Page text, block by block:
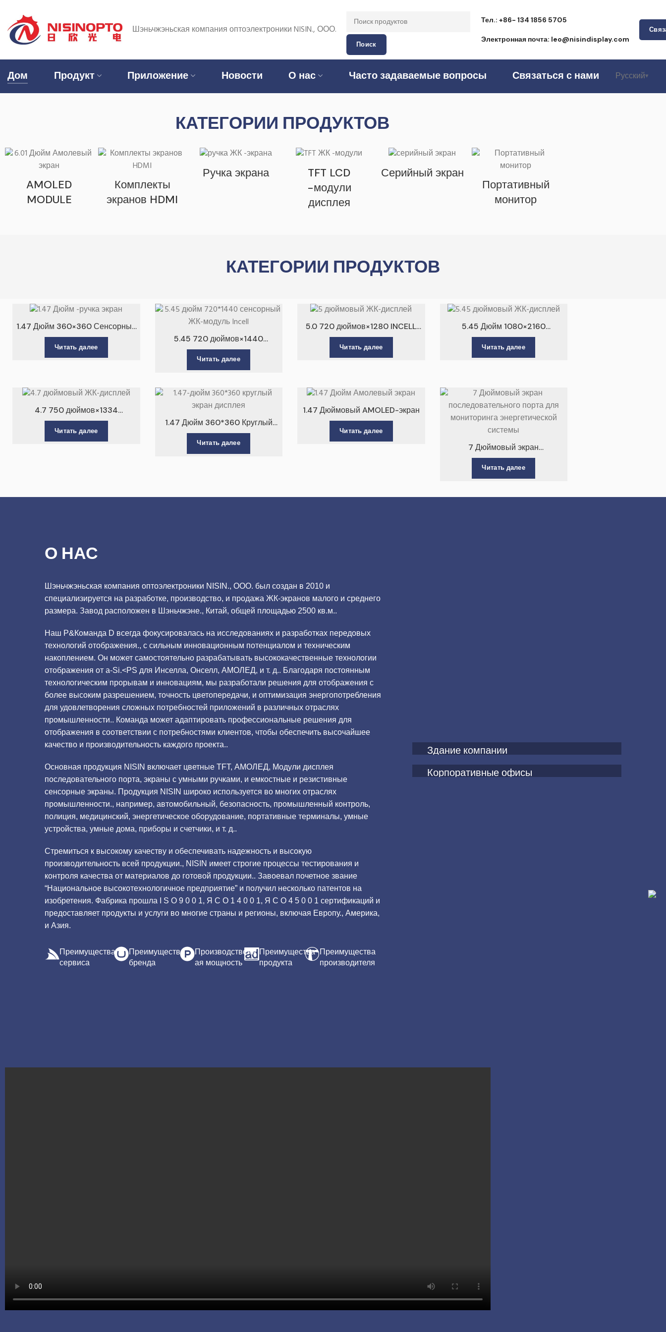
Шэньчжэньская компания оптоэлектроники NISIN., ООО.
Поиск
Тел.: +86- 134 1856 5705
Электронная почта: leo@nisindisplay.com
Дом Продукт Приложение Новости О нас Часто задаваемые вопросы Связаться с нами Русский
КАТЕГОРИИ ПРОДУКТОВ
AMOLED
MODULE
Комплекты
экранов HDMI
Ручка экрана
TFT LCD
-модули
дисплея
Серийный экран
Портативный
монитор
КАТЕГОРИИ ПРОДУКТОВ
1.47 Дюйм 360×360 Сенсорный
экран
Читать далее
5.45 720 дюймов×1440
Сенсорный ЖК-модуль INCELL
Читать далее
5.0 720 дюймов×1280 INCELL
Сенсорный ЖК-дисплей
Читать далее
5.45 Дюйм 1080×2160
Сенсорный ЖК-дисплей INCELL
Читать далее
4.7 750 дюймов×1334
Сенсорный ЖК-дисплей
Читать далее
1.47 Дюйм 360*360 Круглый
экран дисплея
Читать далее
1.47 Дюймовый AMOLED-экран
Читать далее
7 Дюймовый экран
последовательного порта для
мониторинга энергетической
системы
Читать далее
rolex-replica.me
О НАС
Шэньчжэньская компания оптоэлектроники NISIN., ООО. был создан в 2010 и
специализируется на разработке, производство, и продажа ЖК-экранов малого и среднего
размера. Завод расположен в Шэньчжэне., Китай, общей площадью 2500 кв.м..
Наш Р&Команда D всегда фокусировалась на исследованиях и разработках передовых
технологий отображения., с сильным инновационным потенциалом и техническим
накоплением. Он может самостоятельно разрабатывать высококачественные технологии
отображения от a-Si.<PS для Инселла, Онселл, АМОЛЕД, и т. д.. Благодаря постоянным
технологическим прорывам и инновациям, мы разработали решения для отображения с
более высоким разрешением, точность цветопередачи, и оптимизация энергопотребления
для удовлетворения сложных потребностей приложений в различных отраслях
промышленности.. Команда может адаптировать профессиональные решения для
отображения в соответствии с потребностями клиентов, чтобы обеспечить высочайшее
качество и производительность каждого проекта..
Основная продукция NISIN включает цветные TFT, АМОЛЕД, Модули дисплея
последовательного порта, экраны с умными ручками, и емкостные и резистивные
сенсорные экраны. Продукция NISIN широко используется во многих отраслях
промышленности., например, автомобильный, безопасность, промышленный контроль,
полиция, медицинский, энергетическое оборудование, портативные терминалы, умные
устройства, умные дома, приборы и счетчики, и т. д..
Стремиться к высокому качеству и обеспечивать надежность и высокую
производительность всей продукции., NISIN имеет строгие процессы тестирования и
контроля качества от материалов до готовой продукции.. Завоевал почетное звание
“Национальное высокотехнологичное предприятие” и получил несколько патентов на
изобретения. Фабрика прошла I S O 9 0 0 1, Я С О 1 4 0 0 1, Я С О 4 5 0 0 1 сертификаций и
предоставляет продукты и услуги во многие страны и регионы, включая Европу., Америка,
и Азия.
Преимущества
сервиса
Преимущества
бренда
Производственн
ая мощность
Преимущества
продукта
Преимущества
производителя
Здание компании
Корпоративные офисы